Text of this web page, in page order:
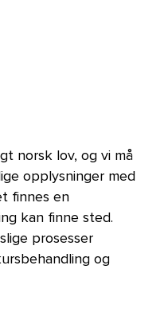
norsk lov, og vi må
opplysninger med
finnes en
kan finne sted.
prosesser
og